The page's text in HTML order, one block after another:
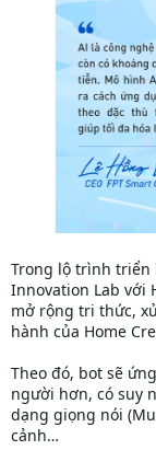
Trong lộ trình triển
Innovation Lab với
mở rộng tri thức,
hành của Home
Theo đó, bot sẽ
người hơn, có suy
dạng giọng nói
cảnh…